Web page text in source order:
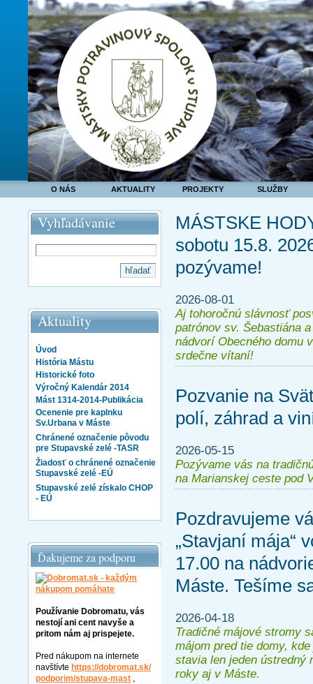
O NÁS AKTUALITY PROJEKTY SLUŽBY
Vyhľadávanie
Aktuality
Úvod
História Mástu
Historické foto
Výročný Kalendár 2014
Mást 1314-2014-Publikácia
Ocenenie pre kaplnku
Sv.Urbana v Máste
Chránené označenie pôvodu
pre Stupavské zelé -TASR
Žiadosť o chránené označenie
Stupavské zelé -EÚ
Stupavské zelé získalo CHOP
- EÚ
Ďakujeme za podporu
Používanie Dobromatu, vás
nestojí ani cent navyše a
pritom nám aj prispejete.
Pred nákupom na internete
navštívte https://dobromat.sk/
podporim/stupava-mast ,
MÁSTSKE
sobotu 15.8.
pozývame!
2026-08-01
Aj tohoročnú slávnosť
patrónov sv. Šebastiána
nádvorí Obecného domu
srdečne vítaní!
Pozvanie na
polí, záhrad a
2026-05-15
Pozývame vás na
na Marianskej ceste pod
Pozdravujeme
„Stavjaní mája“
17.00 na
Máste. Tešíme
2026-04-18
Tradičné májové stromy
májom pred tie domy,
stavia len jeden ústredný
roky aj v Máste.